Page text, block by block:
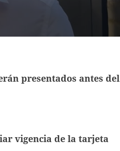
presentados antes del
vigencia de la tarjeta